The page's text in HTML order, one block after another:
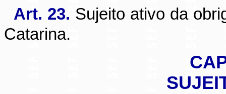
Art. 23. Sujeito ativo da
Catarina.